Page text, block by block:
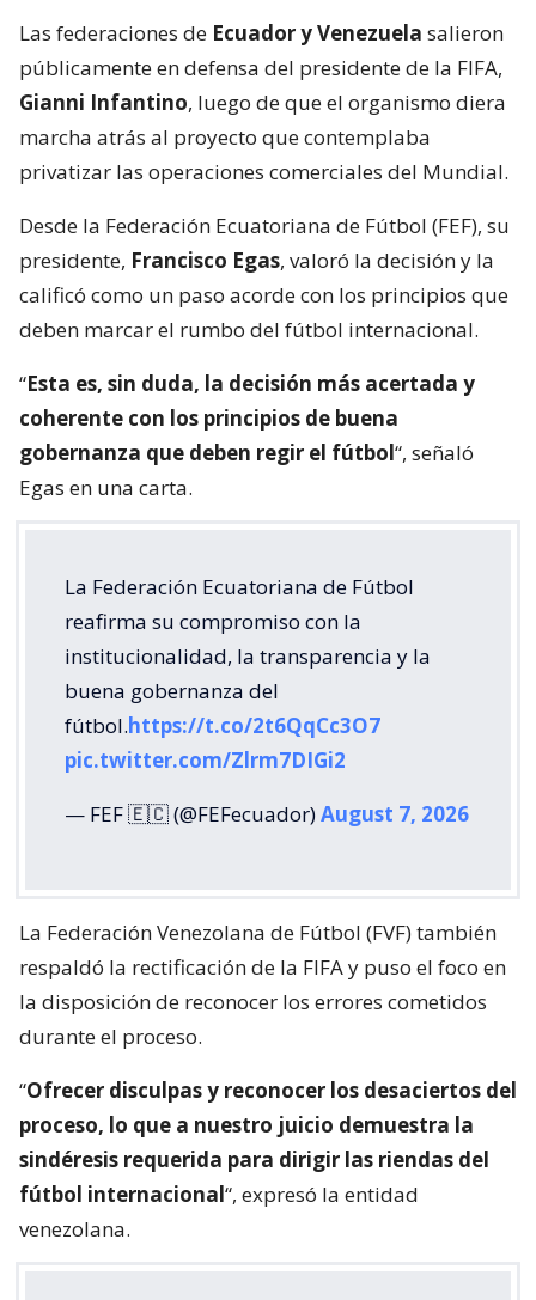
Las federaciones de Ecuador y Venezuela salieron
públicamente en defensa del presidente de la FIFA,
Gianni Infantino, luego de que el organismo diera
marcha atrás al proyecto que contemplaba
privatizar las operaciones comerciales del Mundial.
Desde la Federación Ecuatoriana de Fútbol (FEF), su
presidente, Francisco Egas, valoró la decisión y la
calificó como un paso acorde con los principios que
deben marcar el rumbo del fútbol internacional.
“Esta es, sin duda, la decisión más acertada y
coherente con los principios de buena
gobernanza que deben regir el fútbol“, señaló
Egas en una carta.
La Federación Ecuatoriana de Fútbol
reafirma su compromiso con la
institucionalidad, la transparencia y la
buena gobernanza del
fútbol.https://t.co/2t6QqCc3O7
pic.twitter.com/Zlrm7DIGi2
— FEF 🇪🇨 (@FEFecuador)August 7, 2026
La Federación Venezolana de Fútbol (FVF) también
respaldó la rectificación de la FIFA y puso el foco en
la disposición de reconocer los errores cometidos
durante el proceso.
“Ofrecer disculpas y reconocer los desaciertos del
proceso, lo que a nuestro juicio demuestra la
sindéresis requerida para dirigir las riendas del
fútbol internacional“, expresó la entidad
venezolana.